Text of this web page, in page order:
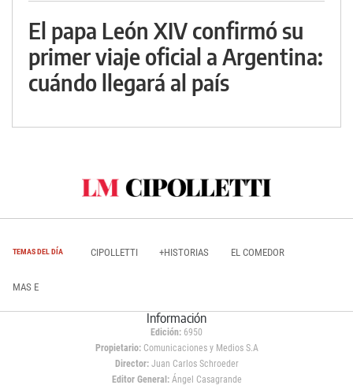
El papa León XIV confirmó su
primer viaje oficial a Argentina:
cuándo llegará al país
TEMAS DEL DÍA CIPOLLETTI +HISTORIAS EL COMEDOR
MAS E
Información
Edición: 6950
Propietario:Comunicaciones y Medios S.A
Director: Juan Carlos Schroeder
Editor General:Ángel Casagrande